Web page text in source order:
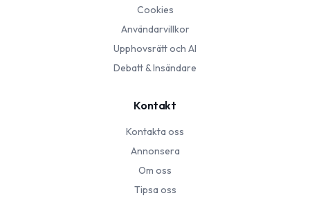
Cookies
Användarvillkor
Upphovsrätt och AI
Debatt & Insändare
Kontakt
Kontakta oss
Annonsera
Om oss
Tipsa oss